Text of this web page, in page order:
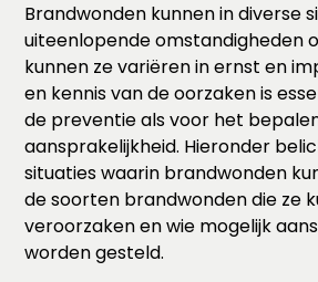
Brandwonden kunnen in diverse
uiteenlopende omstandigheden
kunnen ze variëren in ernst en
en kennis van de oorzaken is
de preventie als voor het
aansprakelijkheid. Hieronder
situaties waarin brandwonden
de soorten brandwonden die ze
veroorzaken en wie mogelijk
worden gesteld.